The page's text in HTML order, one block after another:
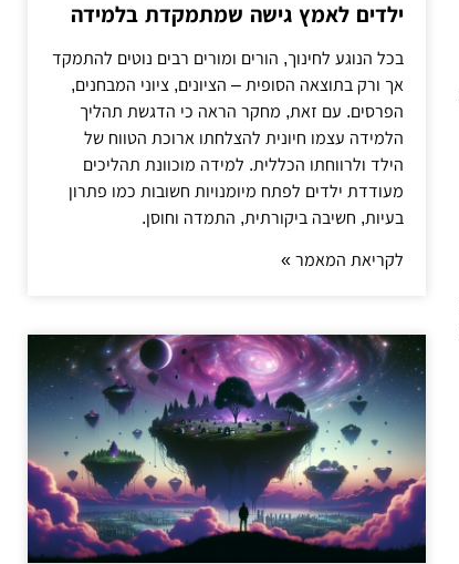
ילדים לאמץ גישה שמתמקדת בלמידה
בכל הנוגע לחינוך, הורים ומורים רבים נוטים להתמקד
אך ורק בתוצאה הסופית – הציונים, ציוני המבחנים,
הפרסים. עם זאת, מחקר הראה כי הדגשת תהליך
הלמידה עצמו חיונית להצלחתו ארוכת הטווח של
הילד ולרווחתו הכללית. למידה מוכוונת תהליכים
מעודדת ילדים לפתח מיומנויות חשובות כמו פתרון
בעיות, חשיבה ביקורתית, התמדה וחוסן.
לקריאת המאמר »